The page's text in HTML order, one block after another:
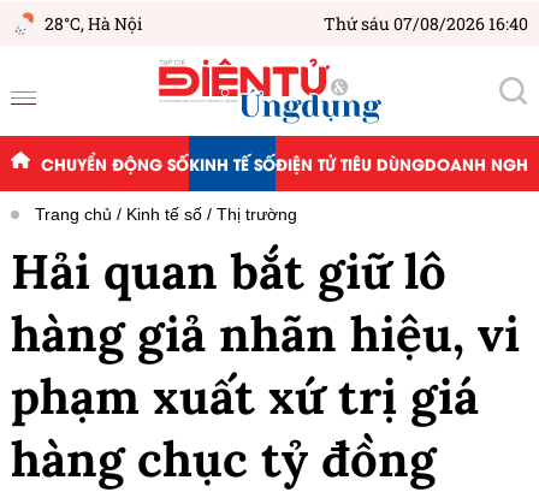
28°C,Hà Nội Thứ sáu 07/08/2026 16:40
CHUYỂN ĐỘNG SỐKINH TẾ SỐĐIỆN TỬ TIÊU DÙNGDOANH
Trang chủ Kinh tế số Thị trường
Hải quan bắt giữ lô
hàng giả nhãn hiệu, vi
phạm xuất xứ trị giá
hàng chục tỷ đồng